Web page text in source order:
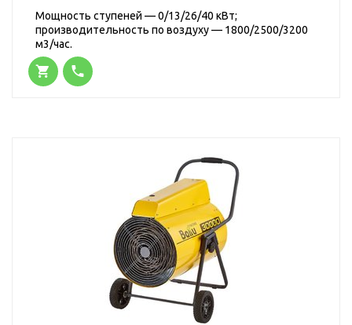
Мощность ступеней — 0/13/26/40 кВт;
производительность по воздуху — 1800/2500/3200
м3/час.